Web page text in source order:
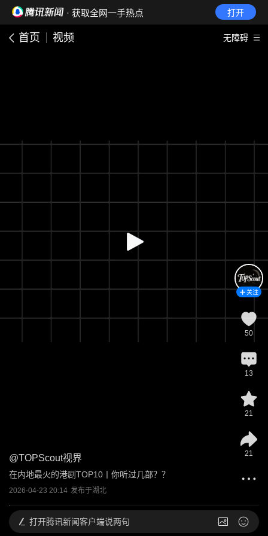
· 获取全网一手热点 打开
首页 视频 无障碍
@TOPScout视界
在内地最火的港剧TOP10丨你听过几部？？
2026-04-23 20:14 发布于湖北
关注
50
13
21
21
打开腾讯新闻客户端说两句